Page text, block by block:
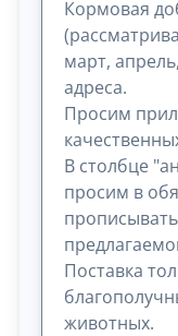
Кормовая
март,
адреса.
Просим
В столбце
просим в
Поставка
животных.